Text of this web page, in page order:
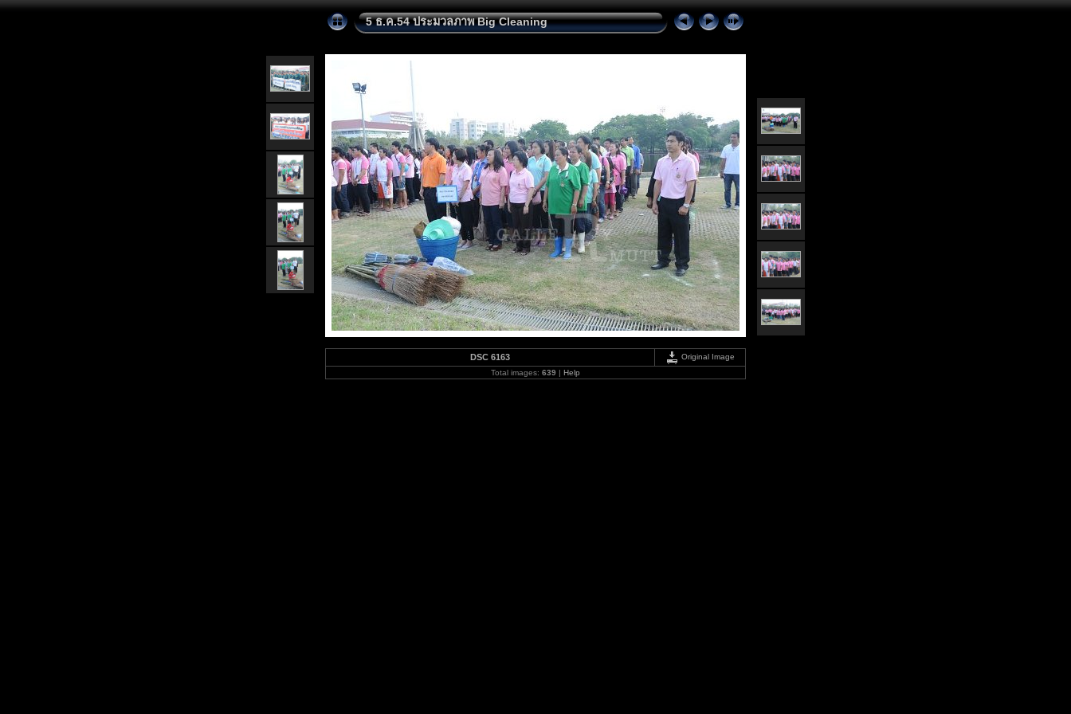
5 ธ.ค.54 ประมวลภาพ Big Cleaning
DSC 6163
Original Image
Total images: 639 | Help